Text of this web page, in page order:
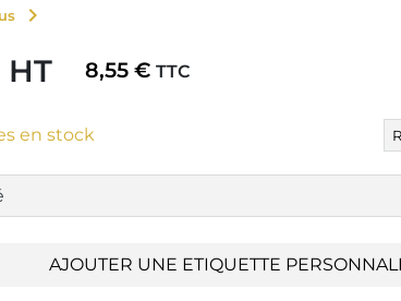
chevron_right
HT 8,55 € TTC
en stock
AJOUTER UNE ETIQUETTE